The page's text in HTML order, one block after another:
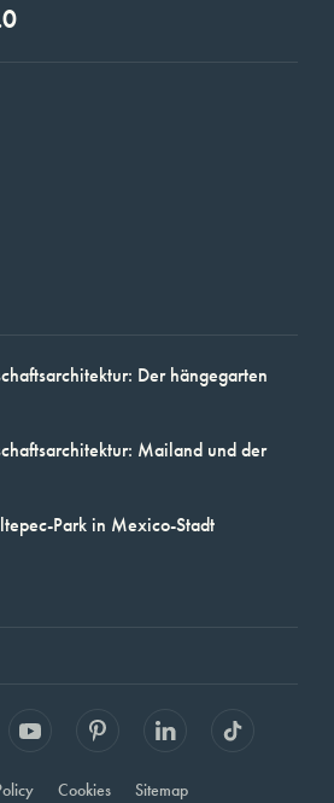
Der hängegarten
Mailand und der
Park in Mexico-Stadt
Cookies Sitemap